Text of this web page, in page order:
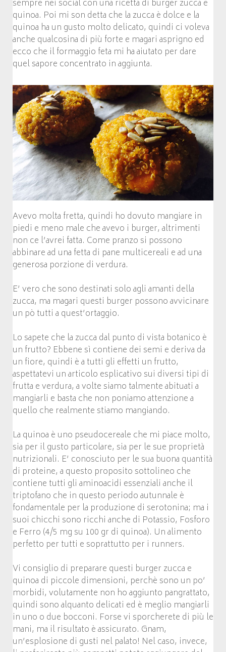
sempre nei social con una ricetta di burger zucca e
quinoa. Poi mi son detta che la zucca è dolce e la
quinoa ha un gusto molto delicato, quindi ci voleva
anche qualcosina di più forte e magari asprigno ed
ecco che il formaggio feta mi ha aiutato per dare
quel sapore concentrato in aggiunta.
Avevo molta fretta, quindi ho dovuto mangiare in
piedi e meno male che avevo i burger, altrimenti
non ce l’avrei fatta. Come pranzo si possono
abbinare ad una fetta di pane multicereali e ad una
generosa porzione di verdura.
E’ vero che sono destinati solo agli amanti della
zucca, ma magari questi burger possono avvicinare
un pò tutti a quest’ortaggio.
Lo sapete che la zucca dal punto di vista botanico è
un frutto? Ebbene sì contiene dei semi e deriva da
un fiore, quindi è a tutti gli effetti un frutto,
aspettatevi un articolo esplicativo sui diversi tipi di
frutta e verdura, a volte siamo talmente abituati a
mangiarli e basta che non poniamo attenzione a
quello che realmente stiamo mangiando.
La quinoa è uno pseudocereale che mi piace molto,
sia per il gusto particolare, sia per le sue proprietà
nutrizionali. E’ conosciuto per le sua buona quantità
di proteine, a questo proposito sottolineo che
contiene tutti gli aminoacidi essenziali anche il
triptofano che in questo periodo autunnale è
fondamentale per la produzione di serotonina; ma i
suoi chicchi sono ricchi anche di Potassio, Fosforo
e Ferro (4/5 mg su 100 gr di quinoa). Un alimento
perfetto per tutti e soprattutto per i runners.
Vi consiglio di preparare questi burger zucca e
quinoa di piccole dimensioni, perchè sono un po’
morbidi, volutamente non ho aggiunto pangrattato,
quindi sono alquanto delicati ed è meglio mangiarli
in uno o due bocconi. Forse vi sporcherete di più le
mani, ma il risultato è assicurato. Gnam,
un’esplosione di gusti nel palato! Nel caso, invece,